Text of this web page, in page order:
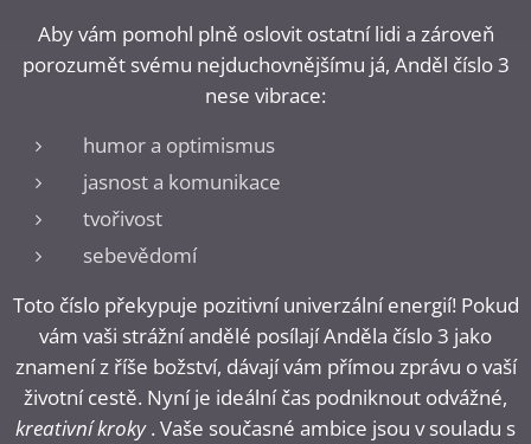
Aby vám pomohl plně oslovit ostatní lidi a zároveň
porozumět svému nejduchovnějšímu já, Anděl číslo 3
nese vibrace:
humor a optimismus
jasnost a komunikace
tvořivost
sebevědomí
Toto číslo překypuje pozitivní univerzální energií! Pokud
vám vaši strážní andělé posílají Anděla číslo 3 jako
znamení z říše božství, dávají vám přímou zprávu o vaší
životní cestě. Nyní je ideální čas podniknout odvážné,
kreativní kroky. Vaše současné ambice jsou v souladu s